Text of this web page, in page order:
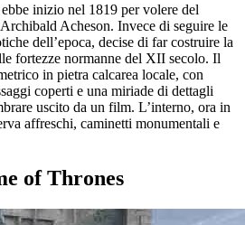
inizio nel 1819 per volere del
Acheson. Invece di seguire le
dell’epoca, decise di far costruire la
fortezze normanne del XII secolo. Il
in pietra calcarea locale, con
coperti e una miriade di dettagli
uscito da un film. L’interno, ora in
affreschi, caminetti monumentali e
of Thrones